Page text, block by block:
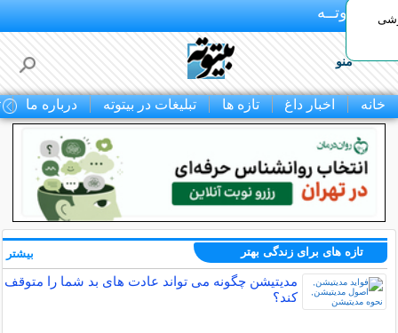
بـیتوتــه
منو
خانه اخبار داغ تازه ها تبلیغات در بیتوته درباره ما
تازه های برای زندگی بهتر
مدیتیشن چگونه می تواند عادت های بد شما را متوقف
کند؟
بیشتر